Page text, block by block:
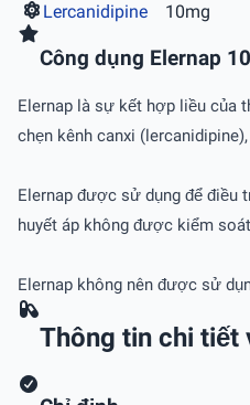
Lercanidipine
10mg
Công dụng Elernap
Elernap là sự kết hợp liều của
chẹn kênh canxi
Elernap được sử dụng để điều
huyết áp không được kiểm
Elernap không nên được sử
Thông tin chi tiết